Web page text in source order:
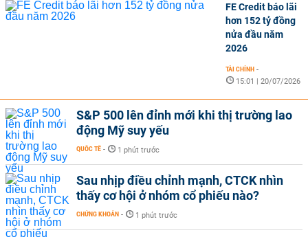
FE Credit báo lãi
hơn 152 tỷ đồng
nửa đầu năm
2026
TÀI CHÍNH -
15:01 | 20/07/2026
S&P 500 lên đỉnh mới khi thị trường lao
động Mỹ suy yếu
QUỐC TẾ - 1 phút trước
Sau nhịp điều chỉnh mạnh, CTCK nhìn
thấy cơ hội ở nhóm cổ phiếu nào?
CHỨNG KHOÁN - 1 phút trước